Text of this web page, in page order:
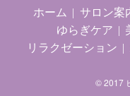
ホーム サロン案
ゆらぎケア
リラクゼーション
© 2017